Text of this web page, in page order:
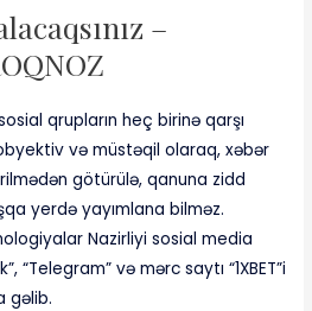
–
qrupların heç birinə qarşı
və müstəqil olaraq, xəbər
götürülə, qanuna zidd
yerdə yayımlana bilməz.
Nazirliyi sosial media
“Telegram” və mərc saytı “1XBET”i
gəlib.